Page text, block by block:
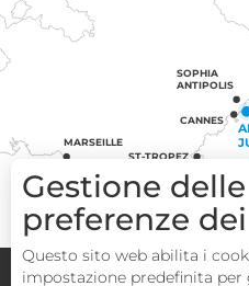
ST-TROPEZ
MARSEILLE
CANNES
SOPHIA
ANTIPOLIS
Congressi
Gestione delle
preferenze
Questo sito web abilita i
impostazione predefinita